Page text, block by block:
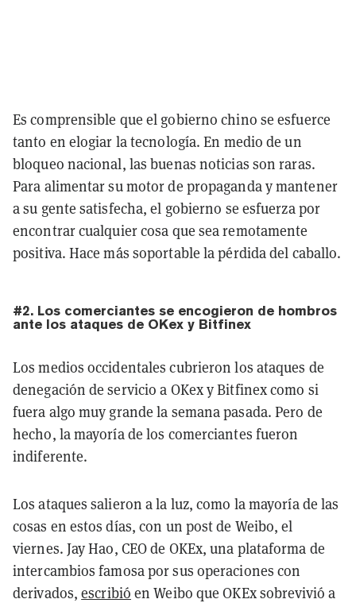
Es comprensible que el gobierno chino se esfuerce
tanto en elogiar la tecnología. En medio de un
bloqueo nacional, las buenas noticias son raras.
Para alimentar su motor de propaganda y mantener
a su gente satisfecha, el gobierno se esfuerza por
encontrar cualquier cosa que sea remotamente
positiva. Hace más soportable la pérdida del caballo.
#2. Los comerciantes se encogieron de hombros
ante los ataques de OKex y Bitfinex
Los medios occidentales cubrieron los ataques de
denegación de servicio a OKex y Bitfinex como si
fuera algo muy grande la semana pasada. Pero de
hecho, la mayoría de los comerciantes fueron
indiferente.
Los ataques salieron a la luz, como la mayoría de las
cosas en estos días, con un post de Weibo, el
viernes. Jay Hao, CEO de OKEx, una plataforma de
intercambios famosa por sus operaciones con
derivados,escribió en Weibo que OKEx sobrevivió a